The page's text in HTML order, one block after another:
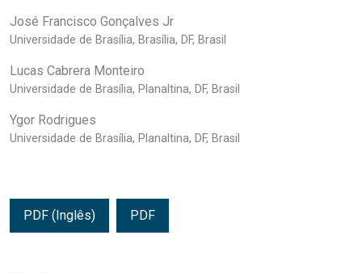
José Francisco Gonçalves Jr
Universidade de Brasília, Brasília, DF, Brasil
Lucas Cabrera Monteiro
Universidade de Brasília, Planaltina, DF, Brasil
Ygor Rodrigues
Universidade de Brasília, Planaltina, DF, Brasil
PDF (Inglês) PDF